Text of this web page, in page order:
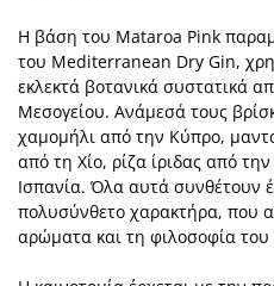
Η βάση του Mataroa Pink
του Mediterranean Dry Gin,
εκλεκτά βοτανικά συστατικά
Μεσογείου. Ανάμεσά τους
χαμομήλι από την Κύπρο,
από τη Χίο, ρίζα ίριδας από
Ισπανία. Όλα αυτά συνθέτουν
πολυσύνθετο χαρακτήρα, που
αρώματα και τη φιλοσοφία